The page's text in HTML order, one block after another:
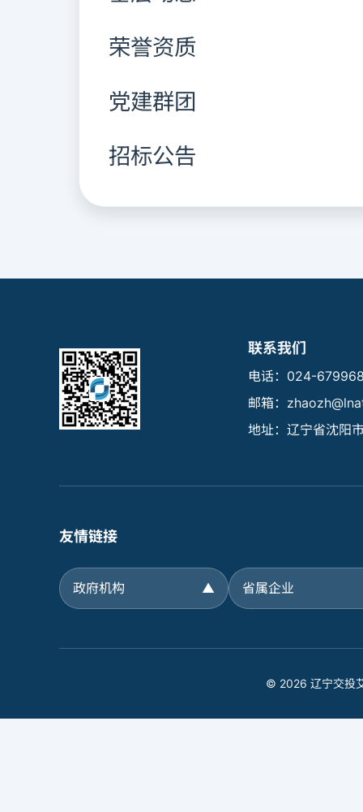
荣誉资质
党建群团
招标公告
联系我们
电话：024-
邮箱：
地址：辽宁省沈阳
友情链接
政府机构 ▲ 省属企业
© 2026 辽宁交投